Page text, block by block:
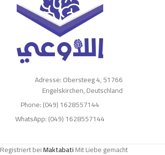
Adresse: Obersteeg 4, 51766
Engelskirchen, Deutschland
Phone: (049) 1628557144
WhatsApp: (049) 1628557144
Registriert beiMaktabatiMit Liebe gemacht